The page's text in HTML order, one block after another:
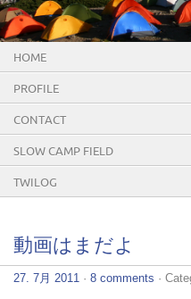
HOME
PROFILE
CONTACT
SLOW CAMP FIELD
TWILOG
動画はまだよ
27. 7月 2011 · 8 comments ·